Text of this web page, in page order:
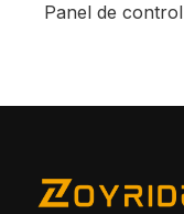
Panel de control